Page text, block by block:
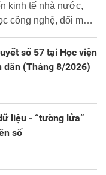
kinh tế nhà nước,
công nghệ, đổi mới
số 57 tại Học viện
dân (Tháng 8/2026)
liệu - “tường lửa”
số